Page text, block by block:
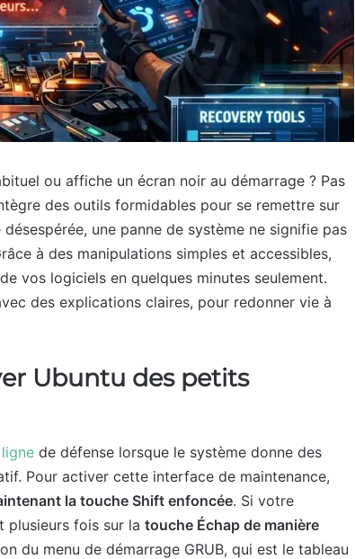
ou affiche un écran noir au démarrage ? Pas
des outils formidables pour se remettre sur
une panne de système ne signifie pas
à des manipulations simples et accessibles,
vos logiciels en quelques minutes seulement.
des explications claires, pour redonner vie à
Ubuntu des petits
de défense lorsque le système donne des
Pour activer cette interface de maintenance,
la touche Shift enfoncée. Si votre
plusieurs fois sur la touche Échap de manière
du menu de démarrage GRUB, qui est le tableau